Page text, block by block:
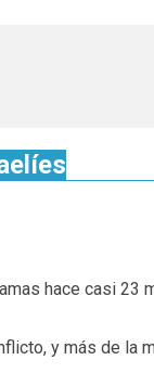
hace casi 23
y más de la